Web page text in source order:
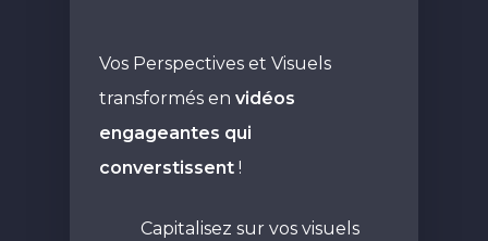
Vos Perspectives et Visuels
transformés en vidéos
engageantes qui
converstissent !
Capitalisez sur vos visuels